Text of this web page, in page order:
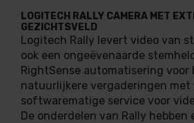
LOGITECH RALLY CAMERA MET
GEZICHTSVELD
Logitech Rally levert video van
ook een ongeëvenaarde
RightSense automatisering voor
natuurlijkere vergaderingen met
softwarematige service voor
De onderdelen van Rally hebben